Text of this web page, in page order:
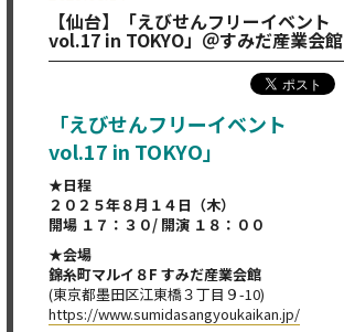
【仙台】「えびせんフリーイベント
vol.17 in TOKYO」＠すみだ産業会館
「えびせんフリーイベント
vol.17 in TOKYO」
★日程
２０２５年８月１４日（木）
開場 １７：３０/ 開演 １８：００
★会場
錦糸町マルイ８F すみだ産業会館
(東京都墨田区江東橋３丁目９-10)
https://www.sumidasangyoukaikan.jp/